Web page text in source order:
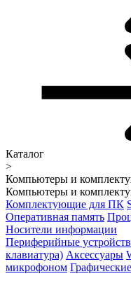
Каталог
>
Компьютеры и
Компьютеры и
Комплектующие для ПК
Оперативная память
Носители информации
Периферийные
клавиатура) Аксессуары
микрофоном